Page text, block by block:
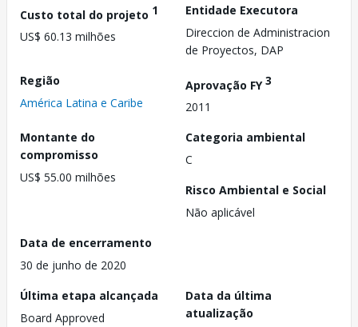
Custo total do projeto 1
US$ 60.13 milhões
Entidade Executora
Direccion de Administracion
de Proyectos, DAP
Região
América Latina e Caribe
Aprovação FY3
2011
Montante do
compromisso
US$ 55.00 milhões
Categoria ambiental
C
Risco Ambiental e Social
Não aplicável
Data de encerramento
30 de junho de 2020
Última etapa alcançada
Board Approved
Data da última
atualização